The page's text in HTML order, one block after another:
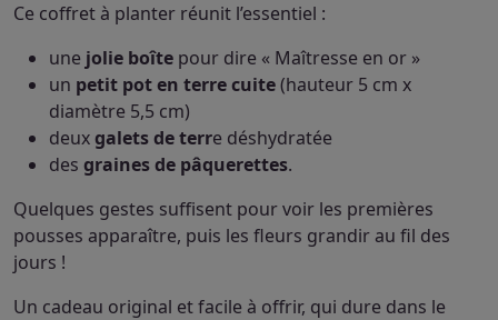
Ce coffret à planter réunit l’essentiel :
une jolie boîte pour dire « Maîtresse en or »
un petit pot en terre cuite(hauteur 5 cm x
diamètre 5,5 cm)
deuxgalets de terre déshydratée
des graines de pâquerettes.
Quelques gestes suffisent pour voir les premières
pousses apparaître, puis les fleurs grandir au fil des
jours !
Un cadeau original et facile à offrir, qui dure dans le